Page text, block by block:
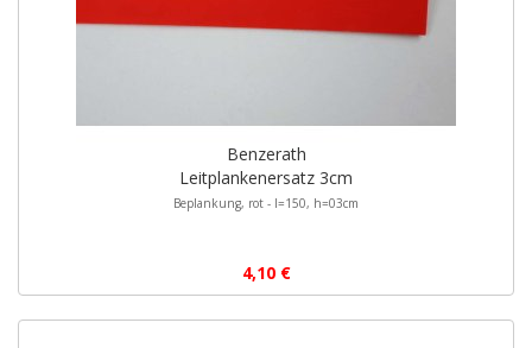
Benzerath
Leitplankenersatz 3cm
Beplankung, rot - l=150, h=03cm
4,10 €